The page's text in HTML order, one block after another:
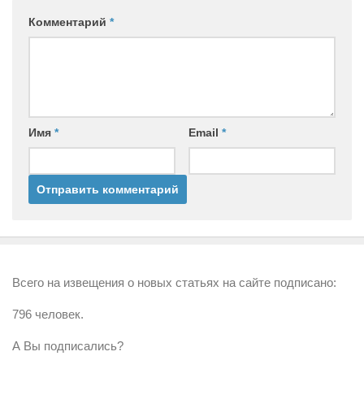
Комментарий *
Имя * Email *
Всего на извещения о новых статьях на сайте подписано:
796 человек.
А Вы подписались?